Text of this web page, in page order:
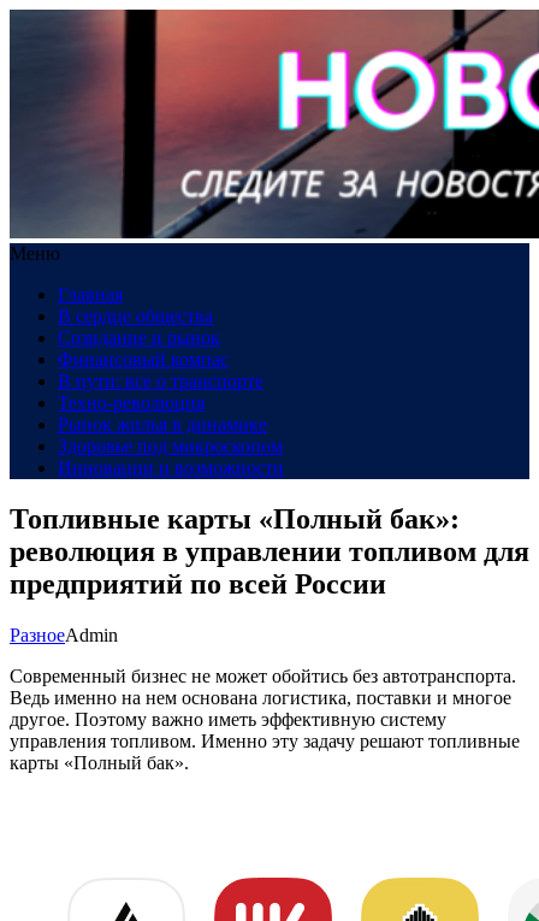
Меню
Главная
В сердце общества
Созидание и рынок
Финансовый компас
В пути: все о транспорте
Техно-революция
Рынок жилья в динамике
Здоровье под микроскопом
Инновации и возможности
Топливные карты «Полный бак»:
революция в управлении топливом для
предприятий по всей России
РазноеAdmin
Современный бизнес не может обойтись без автотранспорта.
Ведь именно на нем основана логистика, поставки и многое
другое. Поэтому важно иметь эффективную систему
управления топливом. Именно эту задачу решают топливные
карты «Полный бак».